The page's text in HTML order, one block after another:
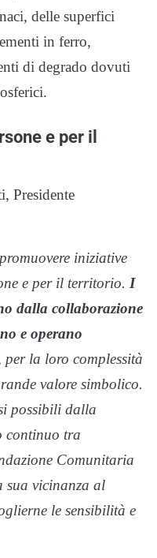
delle superfici
in ferro,
di degrado dovuti
e per il
Presidente
iniziative
e per il territorio. I
dalla collaborazione
e operano
per la loro complessità
valore simbolico.
possibili dalla
continuo tra
Comunitaria
sua vicinanza al
le sensibilità e